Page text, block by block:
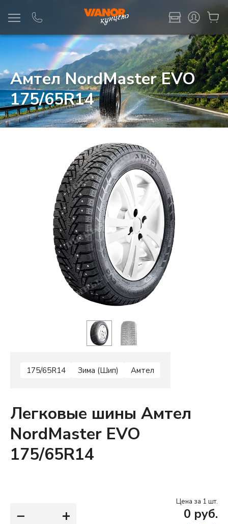
Амтел NordMaster EVO
175/65R14
175/65R14 Зима (Шип) Амтел
Легковые шины Амтел
NordMaster EVO
175/65R14
− +
Цена за 1 шт.
0 руб.
Информация Фото товара